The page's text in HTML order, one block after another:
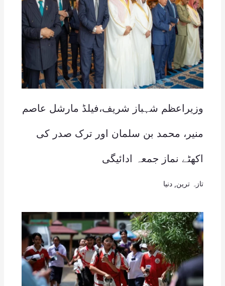
وزیراعظم شہباز شریف،فیلڈ مارشل عاصم
منیر، محمد بن سلمان اور ترک صدر کی
اکھٹے نماز جمعہ ادائیگی
تازہ ترین دنیا